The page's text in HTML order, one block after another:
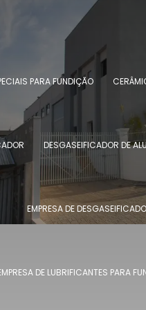
PARA FUNDIÇÃO
DESGASEIFICADOR DE
EMPRESA DE
DE LUBRIFICANTES PARA